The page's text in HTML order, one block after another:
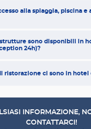
alla spiaggia, piscina e
sono disponibili in
24h)?
ristorazione ci sono in
INFORMAZIONE,
CONTATTARCI!